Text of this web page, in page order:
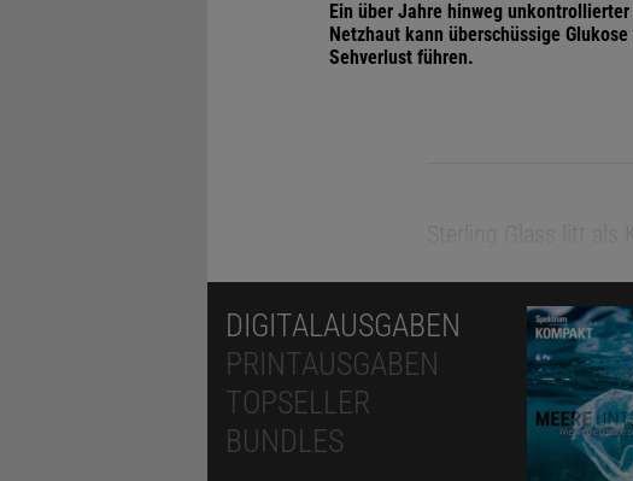
Ein über Jahre hinweg
Netzhaut kann überschüssige
Sehverlust führen.
und Fatigue, die ihn
Symptome schienen
seine Eltern fragten
Ursache gab – bis
lang nichts aß, weil
DIGITALAUSGABEN
PRINTAUSGABEN
TOPSELLER
BUNDLES